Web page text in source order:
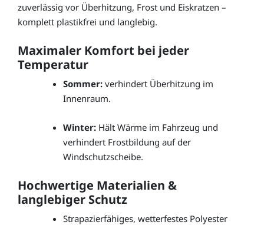
zuverlässig vor Überhitzung, Frost und Eiskratzen –
komplett plastikfrei und langlebig.
Maximaler Komfort bei jeder
Temperatur
Sommer: verhindert Überhitzung im
Innenraum.
Winter: Hält Wärme im Fahrzeug und
verhindert Frostbildung auf der
Windschutzscheibe.
Hochwertige Materialien &
langlebiger Schutz
Strapazierfähiges, wetterfestes Polyester